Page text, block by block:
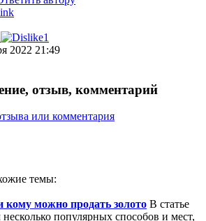
1
2022 21:49
отзыв, комментарий
или комментария
темы:
кому можно продать золото В статье
популярных способов и мест,